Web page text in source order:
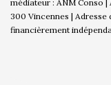
médiateur : ANM Conso
300 Vincennes | Adresse
financièrement